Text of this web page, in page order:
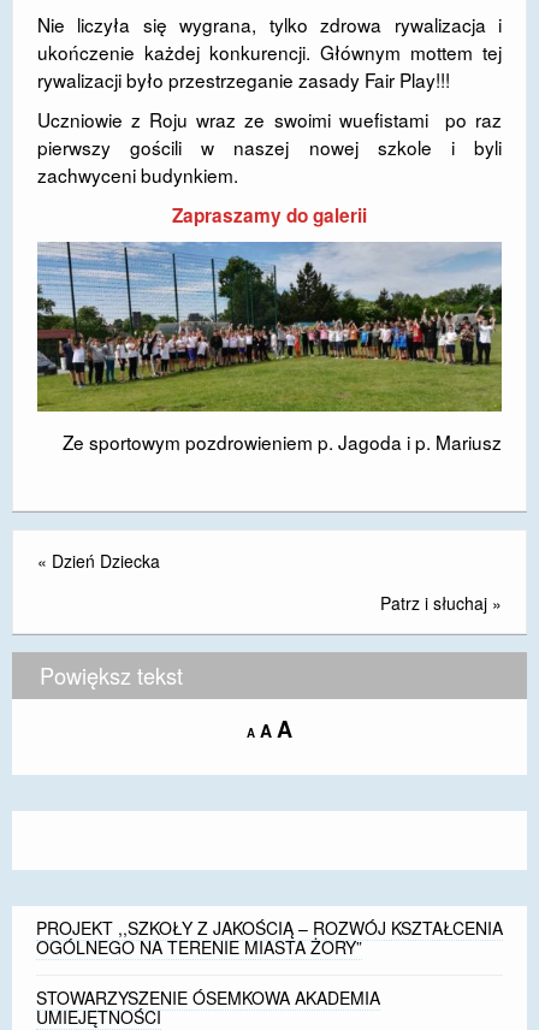
PROJEKT ,,SZKOŁY Z JAKOŚCIĄ – ROZWÓJ
KSZTAŁCENIA OGÓLNEGO NA TERENIE MIASTA
ŻORY”
REKRUTACJA 2026/2027
mLegitymacja
Nie liczyła się wygrana, tylko zdrowa rywalizacja i
ukończenie każdej konkurencji. Głównym mottem tej
rywalizacji było przestrzeganie zasady Fair Play!!!
Uczniowie z Roju wraz ze swoimi wuefistami po raz
pierwszy gościli w naszej nowej szkole i byli
zachwyceni budynkiem.
Zapraszamy do galerii
Ze sportowym pozdrowieniem p. Jagoda i p. Mariusz
« Dzień Dziecka
Patrz i słuchaj »
Powiększ tekst
A Decrease
size.
A Reset
size.
AIncrease
size.
PROJEKT ,,SZKOŁY Z JAKOŚCIĄ – ROZWÓJ KSZTAŁCENIA
OGÓLNEGO NA TERENIE MIASTA ŻORY”
STOWARZYSZENIE ÓSEMKOWA AKADEMIA
UMIEJĘTNOŚCI